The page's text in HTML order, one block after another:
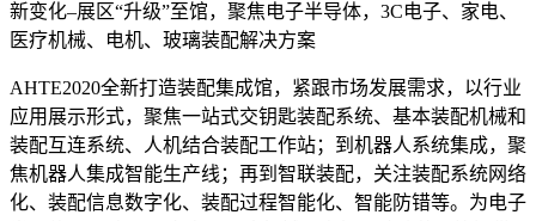
新变化–展区“升级”至馆，聚焦电子半导体，3C电子、家电、
医疗机械、电机、玻璃装配解决方案
AHTE2020全新打造装配集成馆，紧跟市场发展需求，以行业
应用展示形式，聚焦一站式交钥匙装配系统、基本装配机械和
装配互连系统、人机结合装配工作站；到机器人系统集成，聚
焦机器人集成智能生产线；再到智联装配，关注装配系统网络
化、装配信息数字化、装配过程智能化、智能防错等。为电子